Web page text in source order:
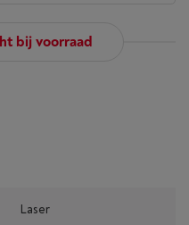
bij voorraad
Laser